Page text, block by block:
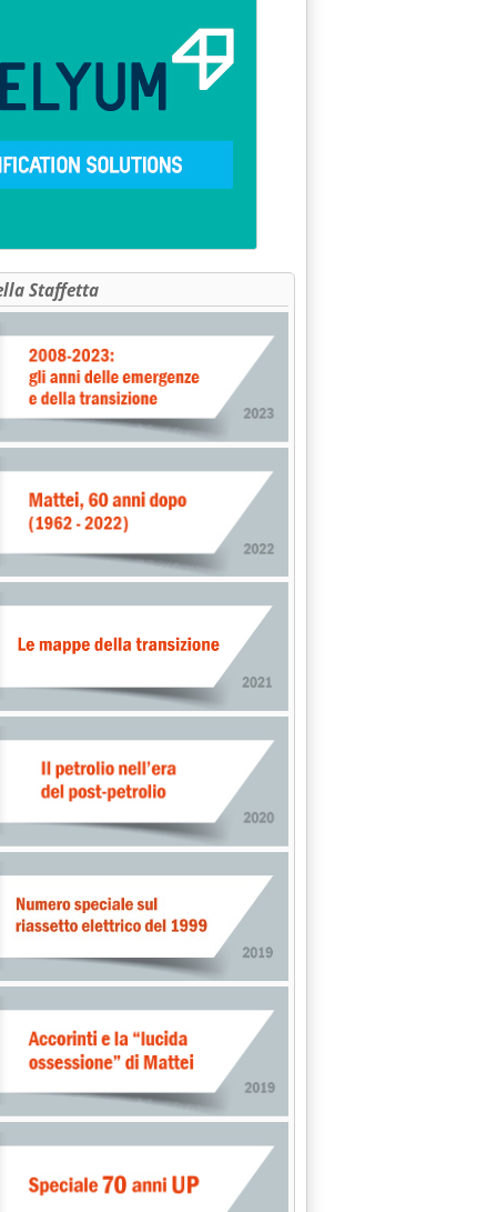
CARBURANTI" AL SENATO: CONFLITTO DI
0.0.
ON. GAGGIOLI (AN-MSI) A DINI SU "CAMPAGNA"
1995 alle 0.0.
E CAVERI (MISTO) SU GASOLIO AGRICOLO E
NIENTE DECRETO CLÔ A RAVENNA SU "PRIORITA'"
Staffetta